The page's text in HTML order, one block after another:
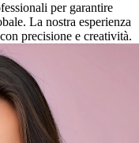
per garantire
La nostra esperienza
precisione e creatività.